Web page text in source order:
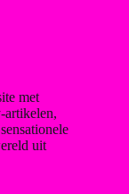
met
uit